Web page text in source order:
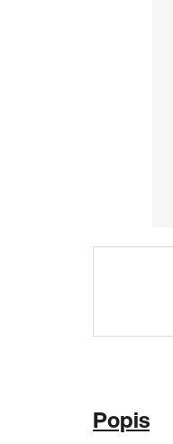
Popis